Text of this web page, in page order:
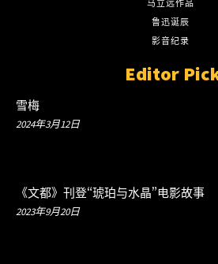
马立远作品
鲁迅诞辰
影音纪录
Editor
雪梅
2024年3月12日
《文都》刊登“琥珀与水晶”电影故事
2023年9月20日